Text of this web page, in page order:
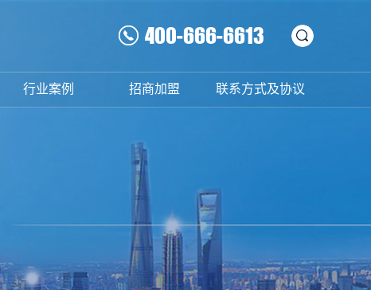
400-666-6613
行业案例 招商加盟 联系方式及协议